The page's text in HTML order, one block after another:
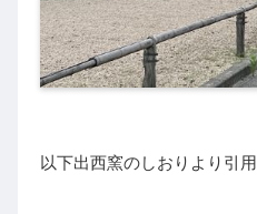
以下出西窯のしおりより引用